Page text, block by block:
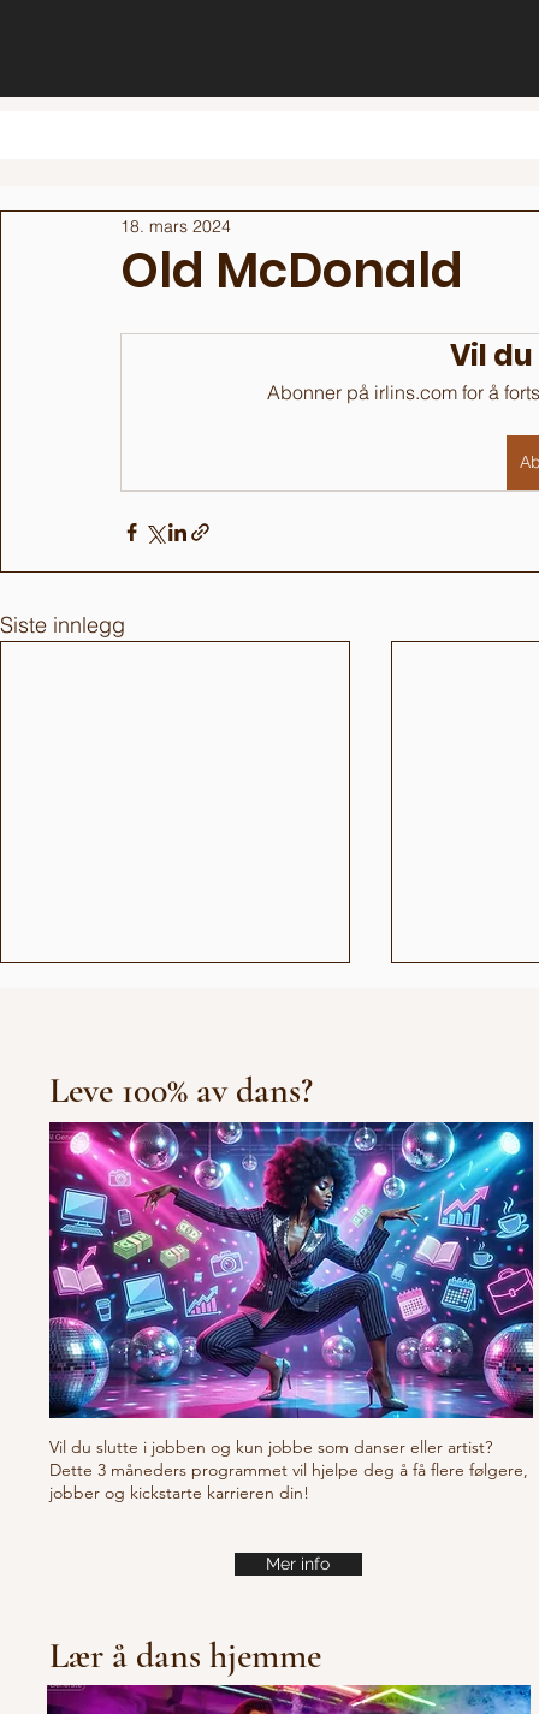
Old McDonald
18. mars 2024
Vil
Abonner på irlins.com for å
Siste innlegg
Fresh new set choreo
10/10/10
Leve 100% av dans?
Vil du slutte i jobben og kun jobbe som danser eller artist?
Dette 3 måneders programmet vil hjelpe deg å få flere følgere,
jobber og kickstarte karrieren din!
Mer info
Lær å dans hjemme